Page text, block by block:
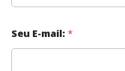
Seu E-mail: *